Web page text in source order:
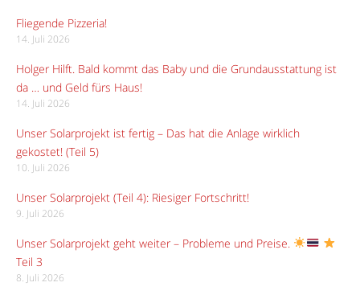
Fliegende Pizzeria!
14. Juli 2026
Holger Hilft. Bald kommt das Baby und die Grundausstattung ist
da … und Geld fürs Haus!
14. Juli 2026
Unser Solarprojekt ist fertig – Das hat die Anlage wirklich
gekostet! (Teil 5)
10. Juli 2026
Unser Solarprojekt (Teil 4): Riesiger Fortschritt!
9. Juli 2026
Unser Solarprojekt geht weiter – Probleme und Preise.
Teil 3
8. Juli 2026